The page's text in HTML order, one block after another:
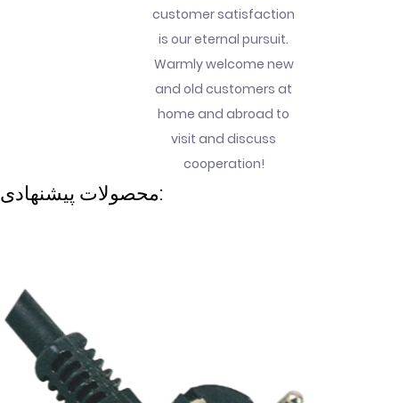
customer satisfaction
is our eternal pursuit.
Warmly welcome new
and old customers at
home and abroad to
visit and discuss
cooperation!
محصولات پیشنهادی: